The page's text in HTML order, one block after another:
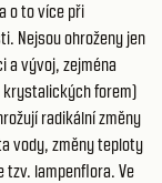
o to více při
Nejsou ohroženy jen
a vývoj, zejména
forem)
radikální změny
vody, změny teploty
tzv. lampenflora. Ve